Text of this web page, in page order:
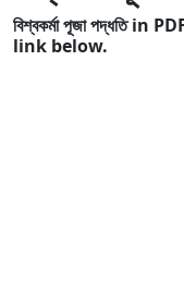
বিশ্বকর্মা পূজা পদ্ধতি
link below.